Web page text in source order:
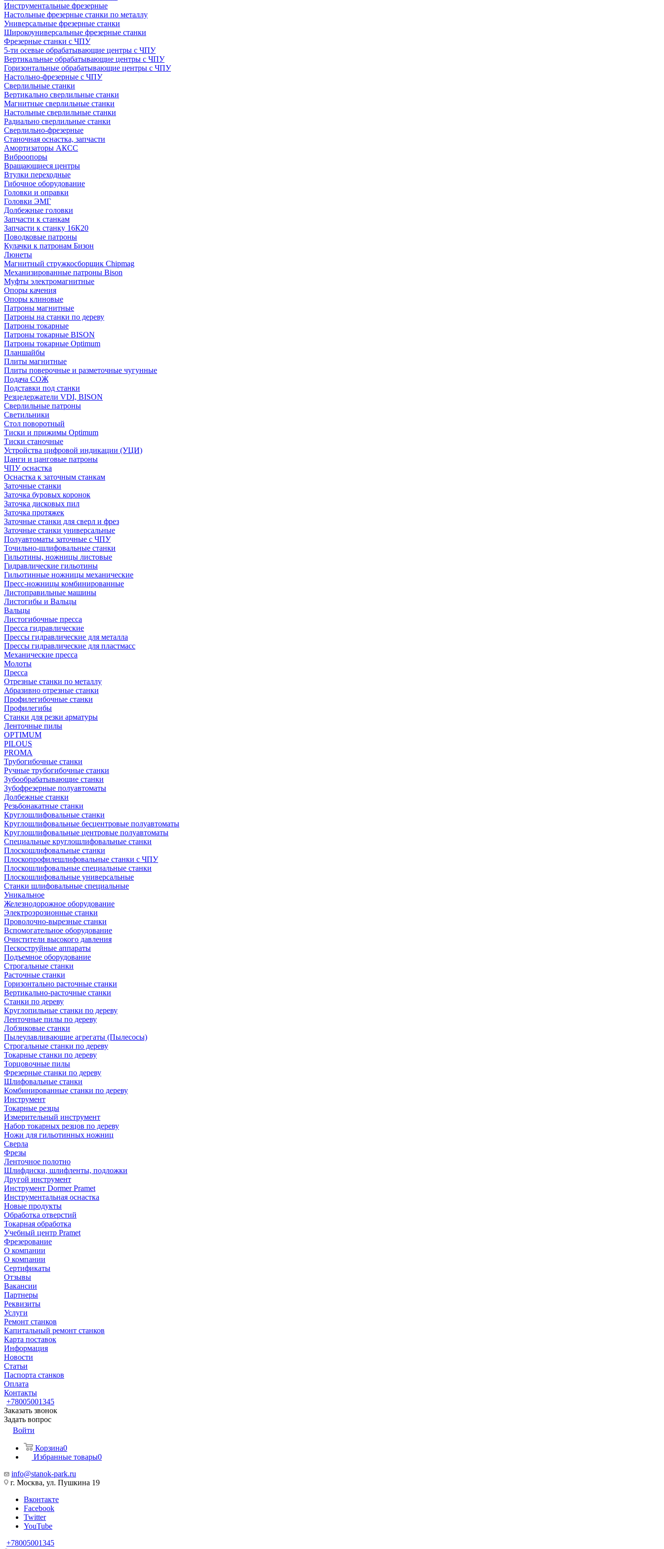
Инструментальные фрезерные
Настольные фрезерные станки по металлу
Универсальные фрезерные станки
Широкоуниверсальные фрезерные станки
Фрезерные станки с ЧПУ
5-ти осевые обрабатывающие центры с ЧПУ
Вертикальные обрабатывающие центры с ЧПУ
Горизонтальные обрабатывающие центры с ЧПУ
Настольно-фрезерные с ЧПУ
Сверлильные станки
Вертикально сверлильные станки
Магнитные сверлильные станки
Настольные сверлильные станки
Радиально сверлильные станки
Сверлильно-фрезерные
Станочная оснастка, запчасти
Амортизаторы АКСС
Виброопоры
Вращающиеся центры
Втулки переходные
Гибочное оборудование
Головки и оправки
Головки ЭМГ
Долбежные головки
Запчасти к станкам
Запчасти к станку 16К20
Поводковые патроны
Кулачки к патронам Бизон
Люнеты
Магнитный стружкосборщик Chipmag
Механизированные патроны Bison
Муфты электромагнитные
Опоры качения
Опоры клиновые
Патроны магнитные
Патроны на станки по дереву
Патроны токарные
Патроны токарные BISON
Патроны токарные Optimum
Планшайбы
Плиты магнитные
Плиты поверочные и разметочные чугунные
Подача СОЖ
Подставки под станки
Резцедержатели VDI, BISON
Сверлильные патроны
Светильники
Стол поворотный
Тиски и прижимы Optimum
Тиски станочные
Устройства цифровой индикации (УЦИ)
Цанги и цанговые патроны
ЧПУ оснастка
Оснастка к заточным станкам
Заточные станки
Заточка буровых коронок
Заточка дисковых пил
Заточка протяжек
Заточные станки для сверл и фрез
Заточные станки универсальные
Полуавтоматы заточные с ЧПУ
Точильно-шлифовальные станки
Гильотины, ножницы листовые
Гидравлические гильотины
Гильотинные ножницы механические
Пресс-ножницы комбинированные
Листоправильные машины
Листогибы и Вальцы
Вальцы
Листогибочные пресса
Пресса гидравлические
Прессы гидравлические для металла
Прессы гидравлические для пластмасс
Механические пресса
Молоты
Пресса
Отрезные станки по металлу
Абразивно отрезные станки
Профилегибочные станки
Профилегибы
Станки для резки арматуры
Ленточные пилы
OPTIMUM
PILOUS
PROMA
Трубогибочные станки
Ручные трубогибочные станки
Зубообрабатывающие станки
Зубофрезерные полуавтоматы
Долбежные станки
Резьбонакатные станки
Круглошлифовальные станки
Круглошлифовальные бесцентровые полуавтоматы
Круглошлифовальные центровые полуавтоматы
Специальные круглошлифовальные станки
Плоскошлифовальные станки
Плоскопрофилешлифовальные станки с ЧПУ
Плоскошлифовальные специальные станки
Плоскошлифовальные универсальные
Станки шлифовальные специальные
Уникальное
Железнодорожное оборудование
Электроэрозионные станки
Проволочно-вырезные станки
Вспомогательное оборудование
Очистители высокого давления
Пескоструйные аппараты
Подъемное оборудование
Строгальные станки
Расточные станки
Горизонтально расточные станки
Вертикально-расточные станки
Станки по дереву
Круглопильные станки по дереву
Ленточные пилы по дереву
Лобзиковые станки
Пылеулавливающие агрегаты (Пылесосы)
Строгальные станки по дереву
Токарные станки по дереву
Торцовочные пилы
Фрезерные станки по дереву
Шлифовальные станки
Комбинированные станки по дереву
Инструмент
Токарные резцы
Измерительный инструмент
Набор токарных резцов по дереву
Ножи для гильотинных ножниц
Сверла
Фрезы
Ленточное полотно
Шлифдиски, шлифленты, подложки
Другой инструмент
Инструмент Dormer Pramet
Инструментальная оснастка
Новые продукты
Обработка отверстий
Токарная обработка
Учебный центр Pramet
Фрезерование
О компании
О компании
Сертификаты
Отзывы
Вакансии
Партнеры
Реквизиты
Услуги
Ремонт станков
Капитальный ремонт станков
Карта поставок
Информация
Новости
Статьи
Паспорта станков
Оплата
Контакты
+78005001345
Заказать звонок
Задать вопрос
Войти
Корзина0
Избранные товары0
info@stanok-park.ru
г. Москва, ул. Пушкина 19
Вконтакте
Facebook
Twitter
YouTube
+78005001345